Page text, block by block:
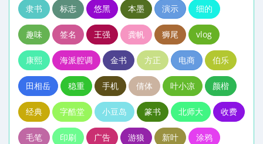
隶书 标志 悠黑 本墨 演示 细的
趣味 签名 王强 龚帆 狮尾 vlog
康熙 海派腔调 金书 方正 电商 伯乐
田相岳 稳重 手机 倩体 叶小凉 颜楷
经典 字酷堂 小豆岛 篆书 北师大 收费
毛笔 印刷 广告 游狼 新叶 涂鸦